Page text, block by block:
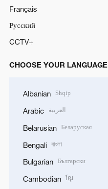
Français
Русский
CCTV+
CHOOSE YOUR LANGUAGE
Albanian Shqip
Arabic العربية
Belarusian Беларуская
Bengali বাংলা
Bulgarian Български
Cambodian ខ្មែរ